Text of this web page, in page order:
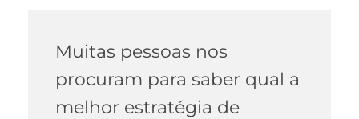
Muitas pessoas nos
procuram para saber qual a
melhor estratégia de